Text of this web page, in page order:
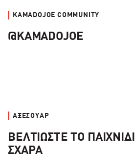
KAMADOJOE COMMUNITY
@KAMADOJOE
ΑΞΕΣΟΥΆΡ
ΒΕΛΤΙΏΣΤΕ ΤΟ
ΣΧΆΡΑ